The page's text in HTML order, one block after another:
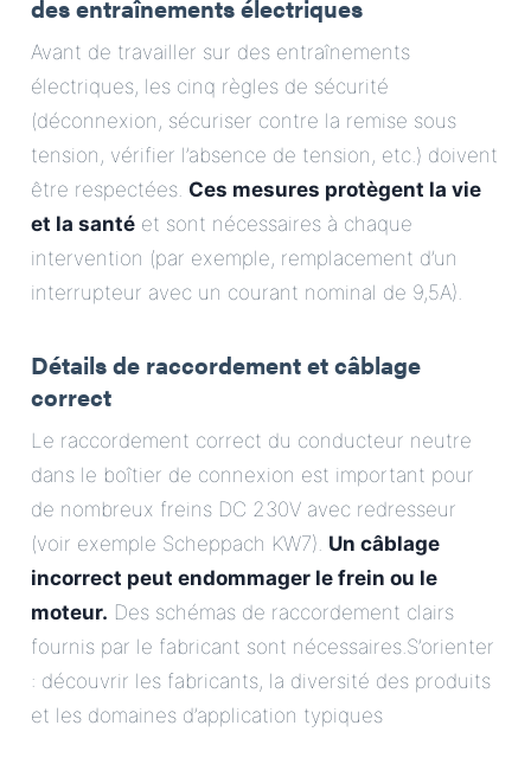
des entraînements électriques
Avant de travailler sur des entraînements
électriques, les cinq règles de sécurité
(déconnexion, sécuriser contre la remise sous
tension, vérifier l’absence de tension, etc.) doivent
être respectées. Ces mesures protègent la vie
et la santé et sont nécessaires à chaque
intervention (par exemple, remplacement d’un
interrupteur avec un courant nominal de 9,5A).
Détails de raccordement et câblage
correct
Le raccordement correct du conducteur neutre
dans le boîtier de connexion est important pour
de nombreux freins DC 230V avec redresseur
(voir exemple Scheppach KW7). Un câblage
incorrect peut endommager le frein ou le
moteur. Des schémas de raccordement clairs
fournis par le fabricant sont nécessaires.S’orienter
: découvrir les fabricants, la diversité des produits
et les domaines d’application typiques